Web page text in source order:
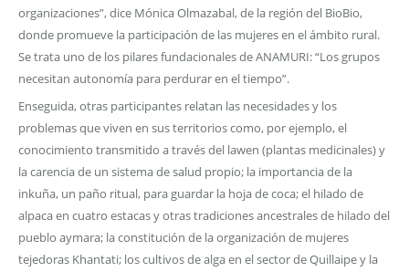
organizaciones”, dice Mónica Olmazabal, de la región del BioBio,
donde promueve la participación de las mujeres en el ámbito rural.
Se trata uno de los pilares fundacionales de ANAMURI: “Los grupos
necesitan autonomía para perdurar en el tiempo”.
Enseguida, otras participantes relatan las necesidades y los
problemas que viven en sus territorios como, por ejemplo, el
conocimiento transmitido a través del lawen (plantas medicinales) y
la carencia de un sistema de salud propio; la importancia de la
inkuña, un paño ritual, para guardar la hoja de coca; el hilado de
alpaca en cuatro estacas y otras tradiciones ancestrales de hilado del
pueblo aymara; la constitución de la organización de mujeres
tejedoras Khantati; los cultivos de alga en el sector de Quillaipe y la